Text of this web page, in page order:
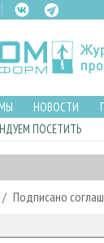
НОВОСТИ
ПОСЕТИТЬ
Подписано